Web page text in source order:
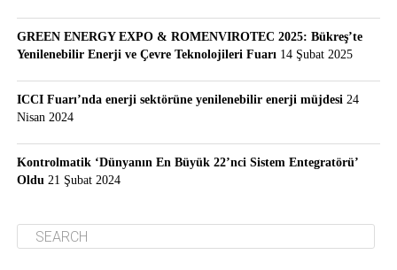
GREEN ENERGY EXPO & ROMENVIROTEC 2025: Bükreş’te
Yenilenebilir Enerji ve Çevre Teknolojileri Fuarı 14 Şubat 2025
ICCI Fuarı’nda enerji sektörüne yenilenebilir enerji müjdesi 24
Nisan 2024
Kontrolmatik ‘Dünyanın En Büyük 22’nci Sistem Entegratörü’
Oldu 21 Şubat 2024